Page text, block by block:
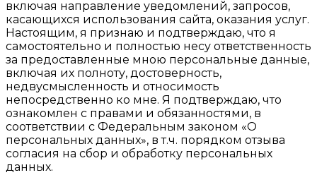
включая направление уведомлений, запросов,
касающихся использования сайта, оказания услуг.
Настоящим, я признаю и подтверждаю, что я
самостоятельно и полностью несу ответственность
за предоставленные мною персональные данные,
включая их полноту, достоверность,
недвусмысленность и относимость
непосредственно ко мне. Я подтверждаю, что
ознакомлен с правами и обязанностями, в
соответствии с Федеральным законом «О
персональных данных», в т.ч. порядком отзыва
согласия на сбор и обработку персональных
данных.